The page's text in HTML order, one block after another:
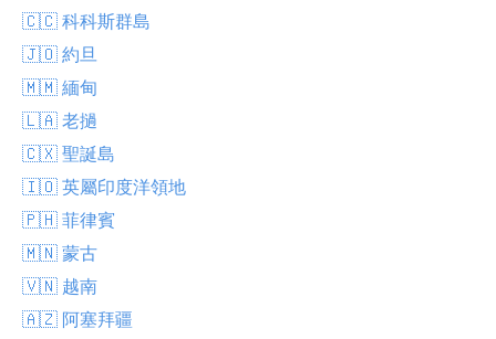
🇨🇨 科科斯群島
🇯🇴 約旦
🇲🇲 緬甸
🇱🇦 老撾
🇨🇽 聖誕島
🇮🇴 英屬印度洋領地
🇵🇭 菲律賓
🇲🇳 蒙古
🇻🇳 越南
🇦🇿 阿塞拜疆